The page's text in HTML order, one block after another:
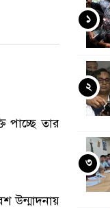
পাচ্ছে তার
উন্মাদনায়
১
২
৩